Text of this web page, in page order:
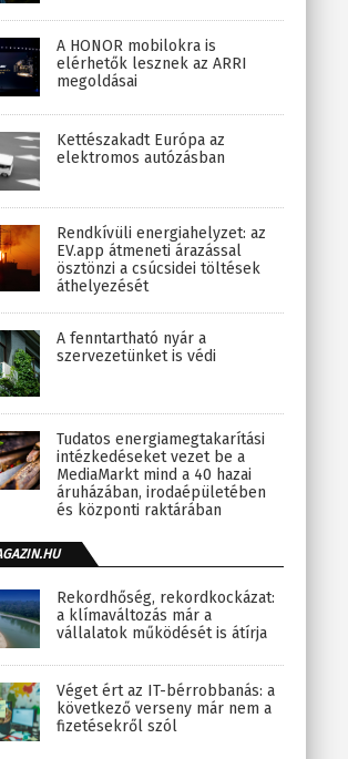
A HONOR mobilokra is
elérhetők lesznek az ARRI
megoldásai
Kettészakadt Európa az
elektromos autózásban
Rendkívüli energiahelyzet: az
EV.app átmeneti árazással
ösztönzi a csúcsidei töltések
áthelyezését
A fenntartható nyár a
szervezetünket is védi
Tudatos energiamegtakarítási
intézkedéseket vezet be a
MediaMarkt mind a 40 hazai
áruházában, irodaépületében
és központi raktárában
Rekordhőség, rekordkockázat:
a klímaváltozás már a
vállalatok működését is átírja
Véget ért az IT-bérrobbanás: a
következő verseny már nem a
fizetésekről szól